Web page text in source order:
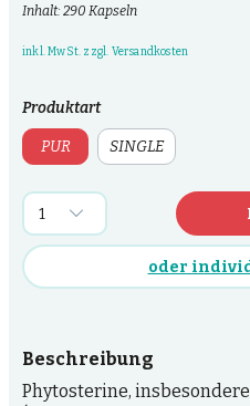
Inhalt: 290 Kapseln
inkl. MwSt. zzgl. Versandkosten
Produktart
PUR SINGLE
oder
Beschreibung
Phytosterine,